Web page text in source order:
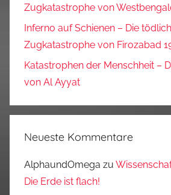
Zugkatastrophe von
Inferno auf Schienen – Die
Zugkatastrophe von Firozabad
Katastrophen der Menschheit –
von Al Ayyat
Neueste Kommentare
AlphaundOmega zu
Die Erde ist flach!